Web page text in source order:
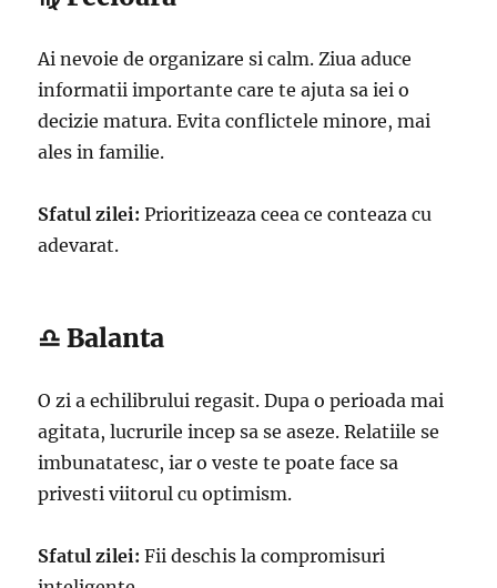
Ai nevoie de organizare si calm. Ziua aduce
informatii importante care te ajuta sa iei o
decizie matura. Evita conflictele minore, mai
ales in familie.
Sfatul zilei: Prioritizeaza ceea ce conteaza cu
adevarat.
♎ Balanta
O zi a echilibrului regasit. Dupa o perioada mai
agitata, lucrurile incep sa se aseze. Relatiile se
imbunatatesc, iar o veste te poate face sa
privesti viitorul cu optimism.
Sfatul zilei: Fii deschis la compromisuri